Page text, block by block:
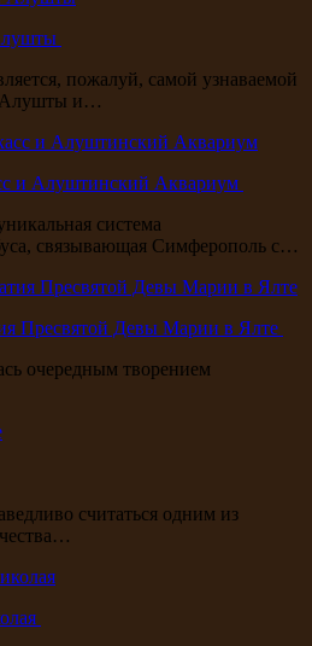
пожалуй, самой узнаваемой
Алушты и…
и Алуштинский Аквариум
система
связывающая Симферополь с…
Пресвятой Девы Марии в Ялте
очередным творением
считаться одним из